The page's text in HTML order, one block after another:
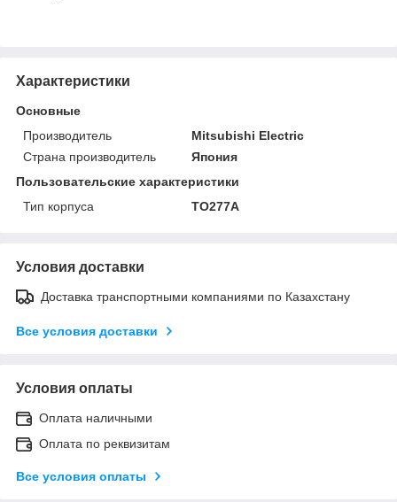
Характеристики
Основные
Производитель
Mitsubishi Electric
Страна производитель
Япония
Пользовательские характеристики
Тип корпуса
TO277A
Условия доставки
Доставка транспортными компаниями по Казахстану
Все условия доставки
Условия оплаты
Оплата наличными
Оплата по реквизитам
Все условия оплаты